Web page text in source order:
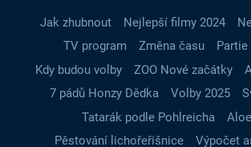
Jak zhubnout Nejlepší filmy 2024
TV program
Změna času Partie
Kdy budou volby
ZOO Nové začátky
7 pádů Honzy Dědka
Volby 2025
Tatarák podle Pohlreicha
Pěstování lichořeřišnice
Výpočet